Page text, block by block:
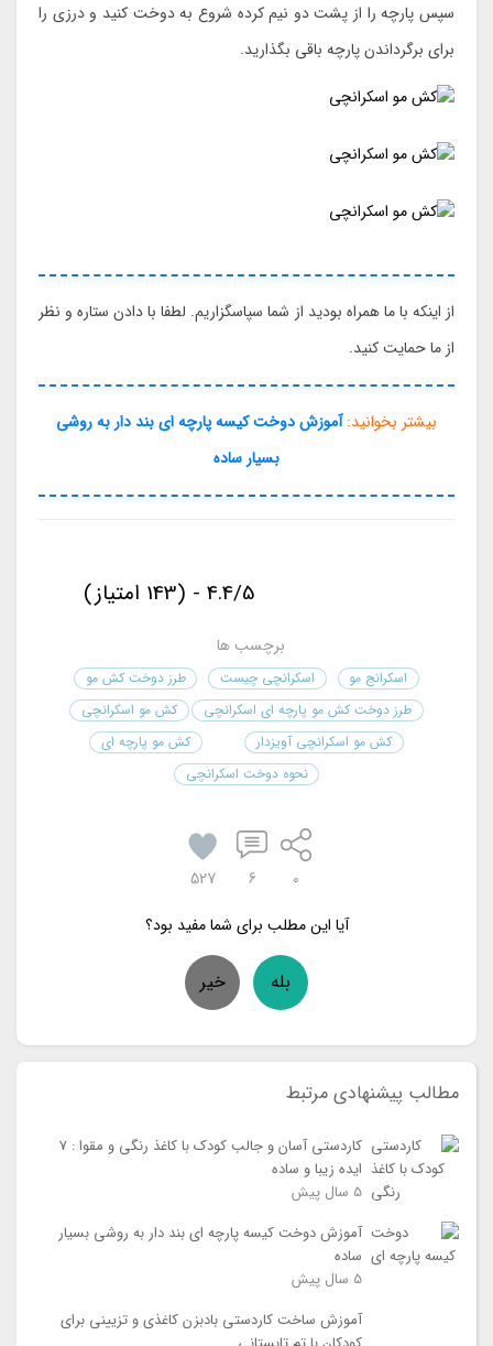
سپس پارچه را از پشت دو نیم کرده شروع به دوخت کنید و درزی را
برای برگرداندن پارچه باقی بگذارید.
از اینکه با ما همراه بودید از شما سپاسگزاریم. لطفا با دادن ستاره و نظر
از ما حمایت کنید.
بیشتر بخوانید:آموزش دوخت کیسه پارچه ای بند دار به روشی
بسیار ساده
4.4/5 - (143 امتیاز)
برچسب ها
اسکرانج مو اسکرانچی چیست
طرز دوخت کش مو
طرز دوخت کش مو پارچه ای اسکرانچی
کش مو اسکرانچی
کش مو اسکرانچی آویزدار
کش مو پارچه ای
نحوه دوخت اسکرانچی
۰ 6
527
آیا این مطلب برای شما مفید بود؟
بله خیر
مطالب پيشنهادي مرتبط
کاردستی آسان و جالب کودک با کاغذ رنگی و مقوا : 7
ایده زیبا و ساده
5 سال
پیش
آموزش دوخت کیسه پارچه ای بند دار به روشی بسیار
ساده
5 سال
پیش
آموزش ساخت کاردستی بادبزن کاغذی و تزیینی برای